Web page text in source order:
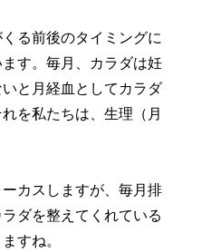
る前後のタイミングに
す。毎月、カラダは妊
と月経血としてカラダ
を私たちは、生理（月
カスしますが、毎月排
ダを整えてくれている
すね。